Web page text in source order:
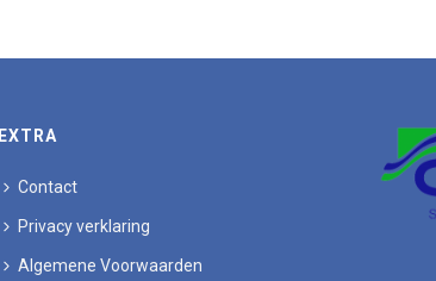
EXTRA
Contact
Privacy verklaring
Algemene Voorwaarden